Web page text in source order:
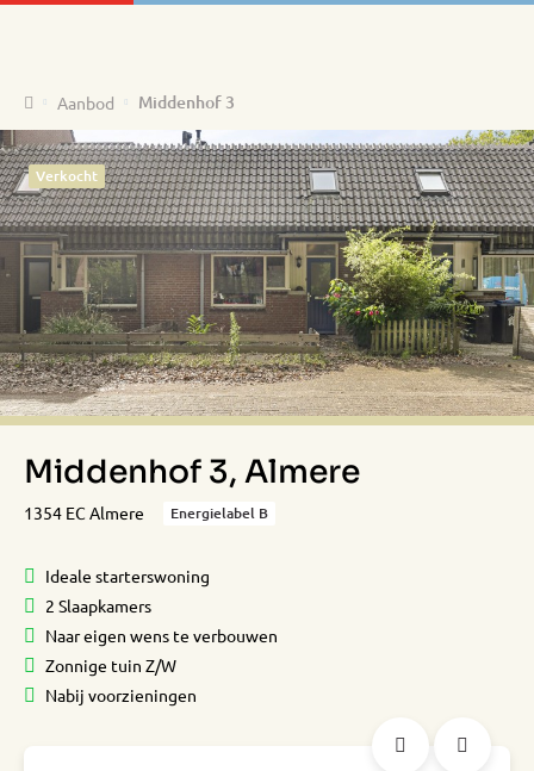
HomeAanbod Middenhof 3
Verkocht
Middenhof 3, Almere
1354 EC Almere Energielabel B
Ideale starterswoning
2 Slaapkamers
Naar eigen wens te verbouwen
Zonnige tuin Z/W
Nabij voorzieningen